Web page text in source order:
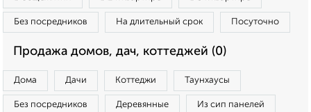
Без посредников На длительный срок Посуточно
Продажа домов, дач, коттеджей (0)
Дома Дачи Коттеджи Таунхаусы
Без посредников Деревянные Из сип панелей